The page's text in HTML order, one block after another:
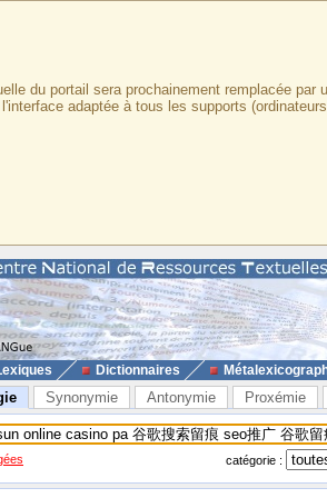
du portail sera prochainement remplacée par
adaptée à tous les supports
Dictionnaires
Synonymie Antonymie Proxémie
catégorie :